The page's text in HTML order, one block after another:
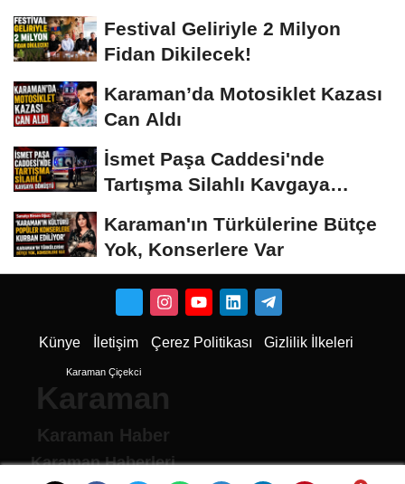
Festival Geliriyle 2 Milyon
Fidan Dikilecek!
Karaman’da Motosiklet Kazası
Can Aldı
İsmet Paşa Caddesi'nde
Tartışma Silahlı Kavgaya
Karaman'ın Türkülerine Bütçe
Yok, Konserlere Var
Künye İletişim Çerez Politikası Gizlilik İlkeleri
Karaman Çiçekci
Karaman
Karaman Haber
Karaman Haberleri